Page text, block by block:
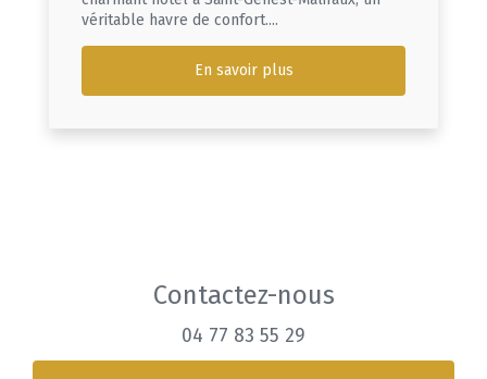
véritable havre de confort....
En savoir plus
Contactez-nous
04 77 83 55 29